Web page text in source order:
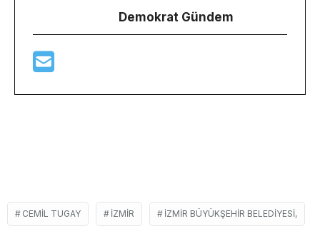
Demokrat Gündem
CEMIL TUGAY İZMIR İZMIR BÜYÜKŞEHIR BELEDIYESI,